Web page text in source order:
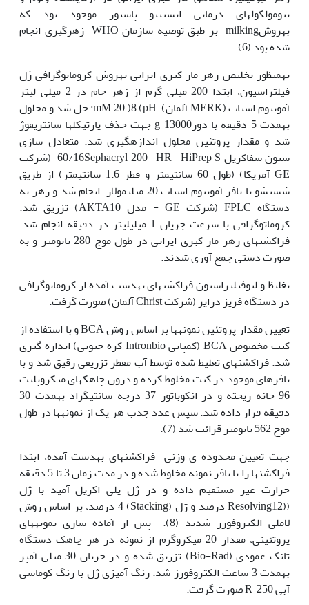
بیومولکول‫های درمانی انستیتو پاستور موجود بود که
به‫روشmilking بر طبق توصیه سازمان WHO زهرگیری انجام
شده بود (6).
به‫منظور تخلیص زهر مار کبری ایرانی به‫روش کروماتوگرافی ژل
فیلتراسیون، ابتدا 200 میلی گرم از زهر خام در 2 میلی لیتر
آمونیوم استات (MERK آلمان) mM 20 )8 (pH: حل شد و محلول
به‫مدت 5 دقیقه با دورg 13000 جهت حذف پارتیکل‫ها سانتریفوژ
شد و مقدار پروتئین محلول اندازه‫گیری شد. متعادل سازی
ستون سفاکریل 60/16Sephacryl 200- HR- HiPrep S (شرکت
GE آمریکا) (طول 60 سانتی‫متر و قطر 1.6 سانتی‫متر) از طریق
شستشو با بافر آمونیوم استات 20 میلی‫مولار انجام شد و زهر به
دستگاه FPLC (شرکت GE - مدل AKTA10) تزریق شد.
کروماتوگرافی با سرعت جریان 1 میلی‫لیتر در دقیقه انجام شد.
فراکشن‫های زهر مار کبری ایرانی در طول موج 280 نانومتر و به
صورت دستی جمع آوری شدند.
تغلیظ و لیوفیلیزاسیون فراکشن‫های به‫دست آمده از کروماتوگرافی
در دستگاه فریز درایر (شرکت Christ آلمان) صورت گرفت.
تعیین مقدار پروتئین نمونه‫ها بر اساس روش BCA و با استفاده از
کیت مخصوص BCA (کمپانی Intronbio کره جنوبی) اندازه گیری
شد. فراکشن‫های تغلیظ شده توسط آب مقطر تزریقی­­ رقیق شد و با
بافرهای موجود در کیت مخلوط کرده و درون چاهک‫های میکروپلیت
96 خانه ریخته و در انکوباتور 37 درجه سانتی‫گراد به‫مدت 30
دقیقه قرار داده شد. سپس عدد جذب هر یک از نمونه‫ها در طول
موج 562 نانومتر قرائت شد (7).
جهت تعیین محدوده ی وزنی فراکشن‫های به‫دست آمده، ابتدا
فراکشن‫ها را با بافر نمونه مخلوط شده و در مدت زمان 3 تا 5 دقیقه
حرارت غیر مستقیم داده و در ژل پلی اکریل آمید با ژل
((Resolving12 درصد و ژل (Stacking) 4 درصد، بر اساس روش
لاملی الکتروفورز شدند (8). پس از آماده سازی نمونه‫های
پروتئینی، مقدار 20 میکروگرم از نمونه در هر چاهک دستگاه
تانک عمودی (Bio-Rad) تزریق شده و در جریان 30 میلی آمپر
به‫مدت 3 ساعت الکتروفورز شد. رنگ آمیزی ژل با رنگ کوماسی
آبی 250 R صورت گرفت.